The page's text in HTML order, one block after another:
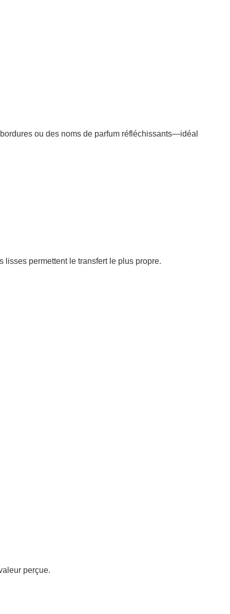
ou des noms de parfum réfléchissants—idéal
permettent le transfert le plus propre.
perçue.